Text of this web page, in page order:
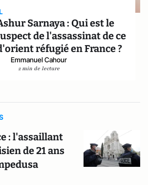
Sarnaya : Qui est le
de l'assassinat de ce
réfugié en France ?
Emmanuel Cahour
2 min de lecture
: l'assaillant
de 21 ans